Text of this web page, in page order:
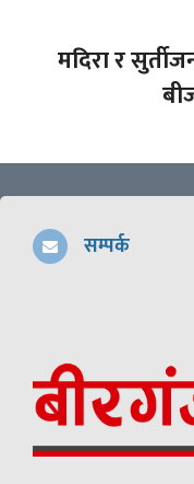
मदिरा र
सम्पर्क